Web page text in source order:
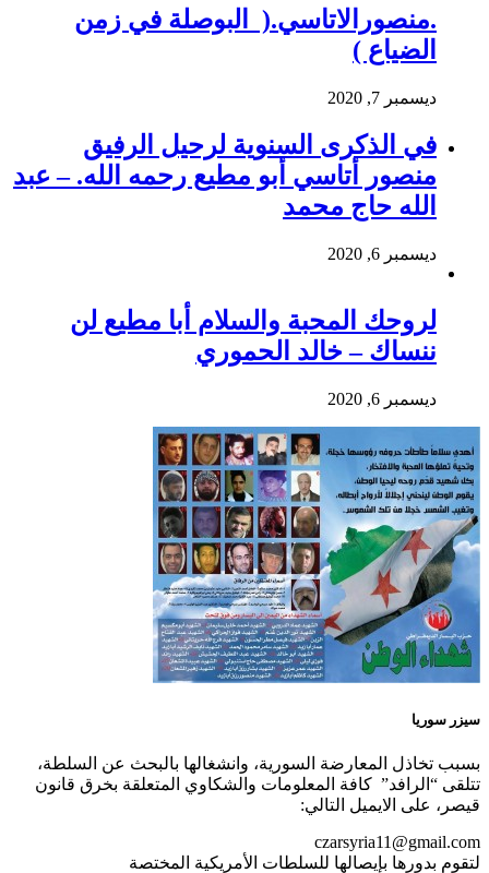
.منصورالاتاسي.( البوصلة في زمن
الضياع )
ديسمبر 7, 2020
في الذكرى السنوية لرحيل الرفيق
منصور أتاسي أبو مطيع رحمه الله. – عبد
الله حاج محمد
ديسمبر 6, 2020
لروحك المحبة والسلام أبا مطيع لن
ننساك – خالد الحموري
ديسمبر 6, 2020
سيزر سوريا
بسبب تخاذل المعارضة السورية، وانشغالها بالبحث عن السلطة،
تتلقى “الرافد” كافة المعلومات والشكاوي المتعلقة بخرق قانون
قيصر، على الايميل التالي:
czarsyria11@gmail.com
لتقوم بدورها بإيصالها للسلطات الأمريكية المختصة